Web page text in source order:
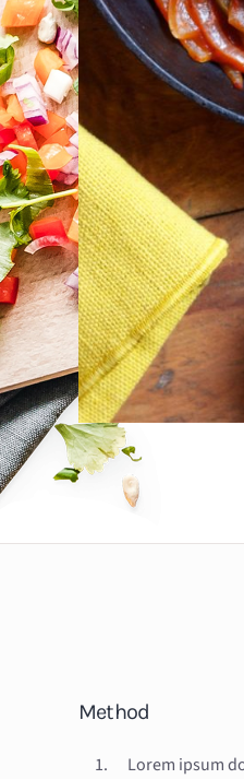
Method
Lorem ipsum